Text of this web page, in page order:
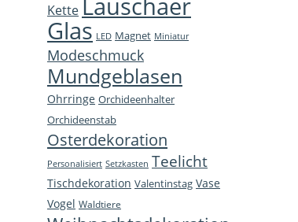
Kette
Glas LED Magnet Miniatur
Modeschmuck
Mundgeblasen
Ohrringe Orchideenhalter
Orchideenstab
Osterdekoration
Personalisiert Setzkasten Teelicht
Tischdekoration Valentinstag Vase
Vogel Waldtiere